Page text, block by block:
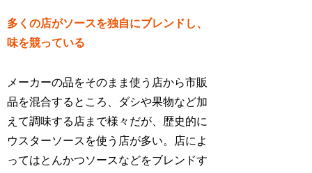
多くの店がソースを独自にブレンドし、
味を競っている
メーカーの品をそのまま使う店から市販
品を混合するところ、ダシや果物など加
えて調味する店まで様々だが、歴史的に
ウスターソースを使う店が多い。店によ
ってはとんかつソースなどをブレンドす